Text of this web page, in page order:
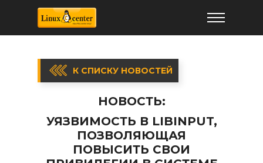
К СПИСКУ НОВОСТЕЙ
НОВОСТЬ:
УЯЗВИМОСТЬ В LIBINPUT,
ПОЗВОЛЯЮЩАЯ
ПОВЫСИТЬ СВОИ